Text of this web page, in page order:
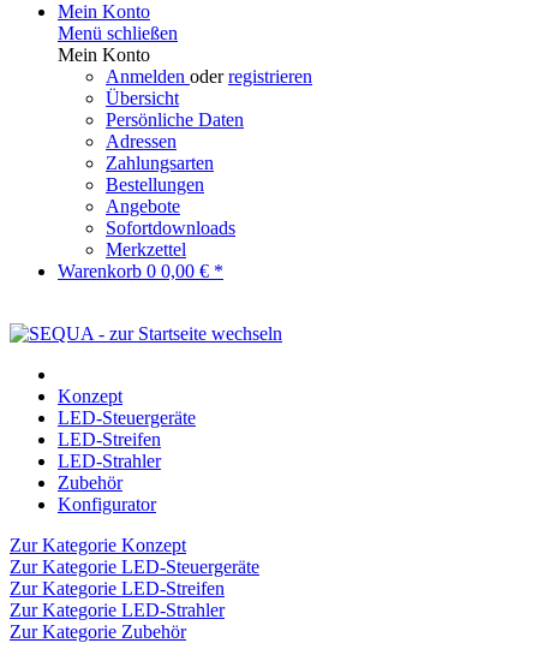
Mein Konto
Menü schließen
Mein Konto
Anmelden oderregistrieren
Übersicht
Persönliche Daten
Adressen
Zahlungsarten
Bestellungen
Angebote
Sofortdownloads
Merkzettel
Warenkorb 0 0,00 € *
Konzept
LED-Steuergeräte
LED-Streifen
LED-Strahler
Zubehör
Konfigurator
Zur Kategorie Konzept
Zur Kategorie LED-Steuergeräte
Zur Kategorie LED-Streifen
Zur Kategorie LED-Strahler
Zur Kategorie Zubehör